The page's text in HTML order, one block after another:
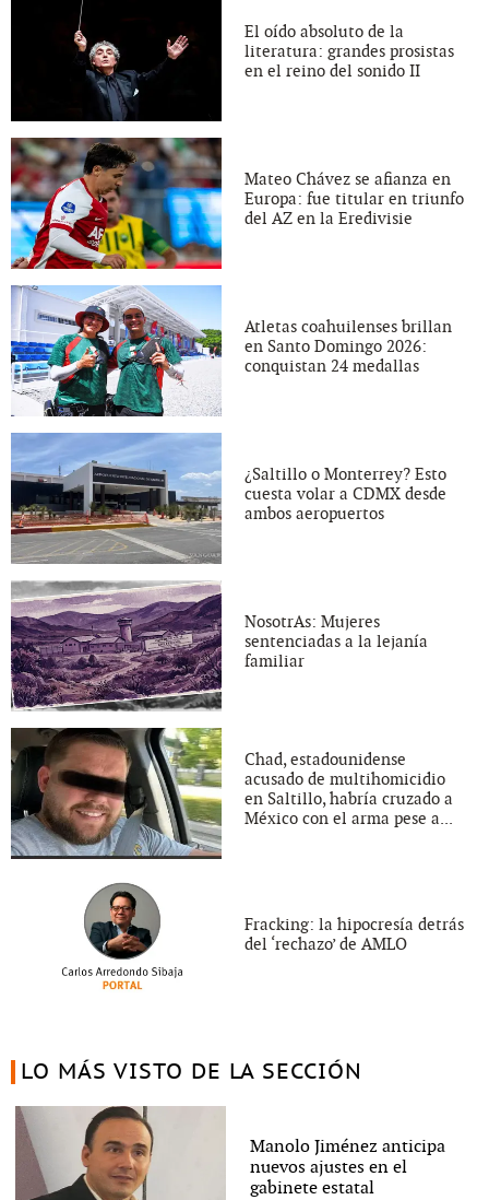
El oído absoluto de la
literatura: grandes prosistas
en el reino del sonido II
Mateo Chávez se afianza en
Europa: fue titular en triunfo
del AZ en la Eredivisie
Atletas coahuilenses brillan
en Santo Domingo 2026:
conquistan 24 medallas
¿Saltillo o Monterrey? Esto
cuesta volar a CDMX desde
ambos aeropuertos
NosotrAs: Mujeres
sentenciadas a la lejanía
familiar
Chad, estadounidense
acusado de multihomicidio
en Saltillo, habría cruzado a
México con el arma pese a...
Fracking: la hipocresía detrás
del ‘rechazo’ de AMLO
LO MÁS VISTO DE LA SECCIÓN
Manolo Jiménez anticipa
nuevos ajustes en el
gabinete estatal